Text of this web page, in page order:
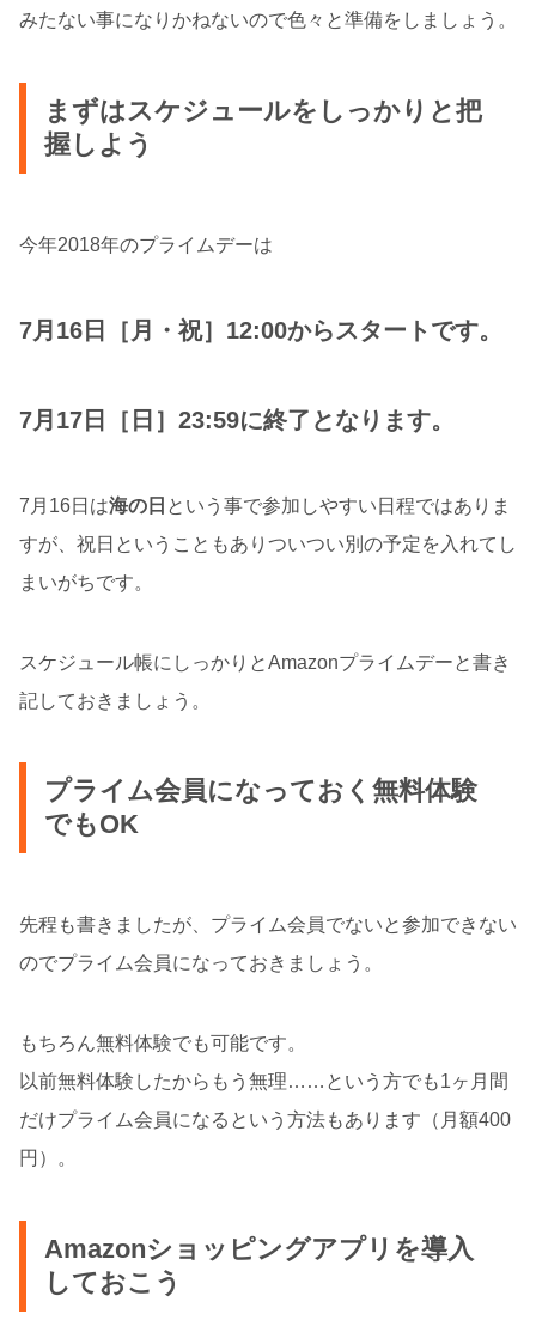
みたない事になりかねないので色々と準備をしましょう。
まずはスケジュールをしっかりと把
握しよう
今年2018年のプライムデーは
7月16日［月・祝］12:00からスタートです。
7月17日［日］23:59に終了となります。
7月16日は海の日 という事で参加しやすい日程ではありま
すが、祝日ということもありついつい別の予定を入れてし
まいがちです。
スケジュール帳にしっかりとAmazonプライムデーと書き
記しておきましょう。
プライム会員になっておく無料体験
でもOK
先程も書きましたが、プライム会員でないと参加できない
のでプライム会員になっておきましょう。
もちろん無料体験でも可能です。
以前無料体験したからもう無理……という方でも1ヶ月間
だけプライム会員になるという方法もあります（月額400
円）。
Amazonショッピングアプリを導入
しておこう